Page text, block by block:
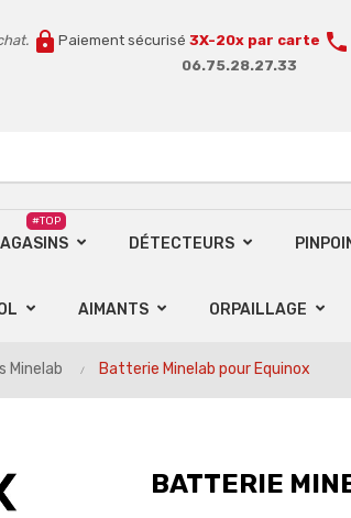
lock Paiement sécurisé 3X-20x par carte call
06.75.28.27.33
#TOP
DÉTECTEURS
AIMANTS ORPAILLAGE
Minelab Batterie Minelab pour Equinox
BATTERIE